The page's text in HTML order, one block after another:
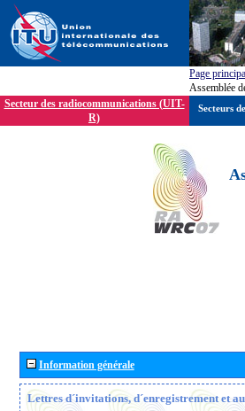
Page
Assemblée
Secteur des radiocommunications (UIT-
R)
Information générale
Lettres d´invitations, d´enregistrement et
Secteurs